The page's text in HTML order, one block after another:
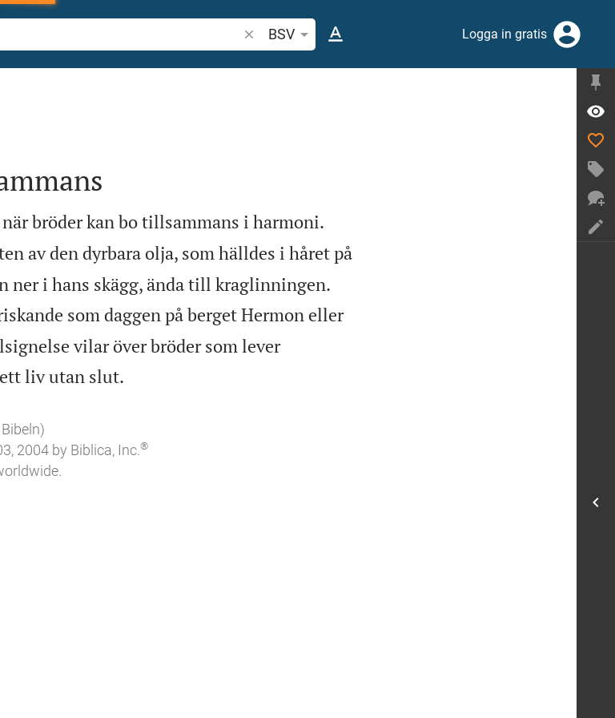
Sök bibelvers eller ord
BSV Logga in gratis
bröder kan bo tillsammans i harmoni.
av den dyrbara olja, som hälldes i håret på
ner i hans skägg, ända till kraglinningen.
som daggen på berget Hermon eller
vilar över bröder som lever
liv utan slut.
2004 by Biblica, Inc.®